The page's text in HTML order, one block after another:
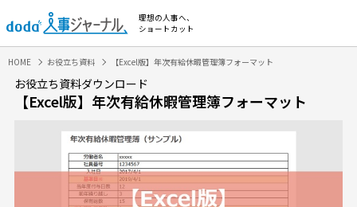
理想の人事へ、
ショートカット
HOME お役立ち資料 【Excel版】年次有給休暇管理簿フォーマット
お役立ち資料ダウンロード
【Excel版】年次有給休暇管理簿フォーマット